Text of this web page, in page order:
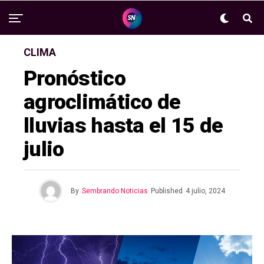
CLIMA
Pronóstico
agroclimático de
lluvias hasta el 15 de
julio
By Sembrando Noticias Published 4 julio, 2024